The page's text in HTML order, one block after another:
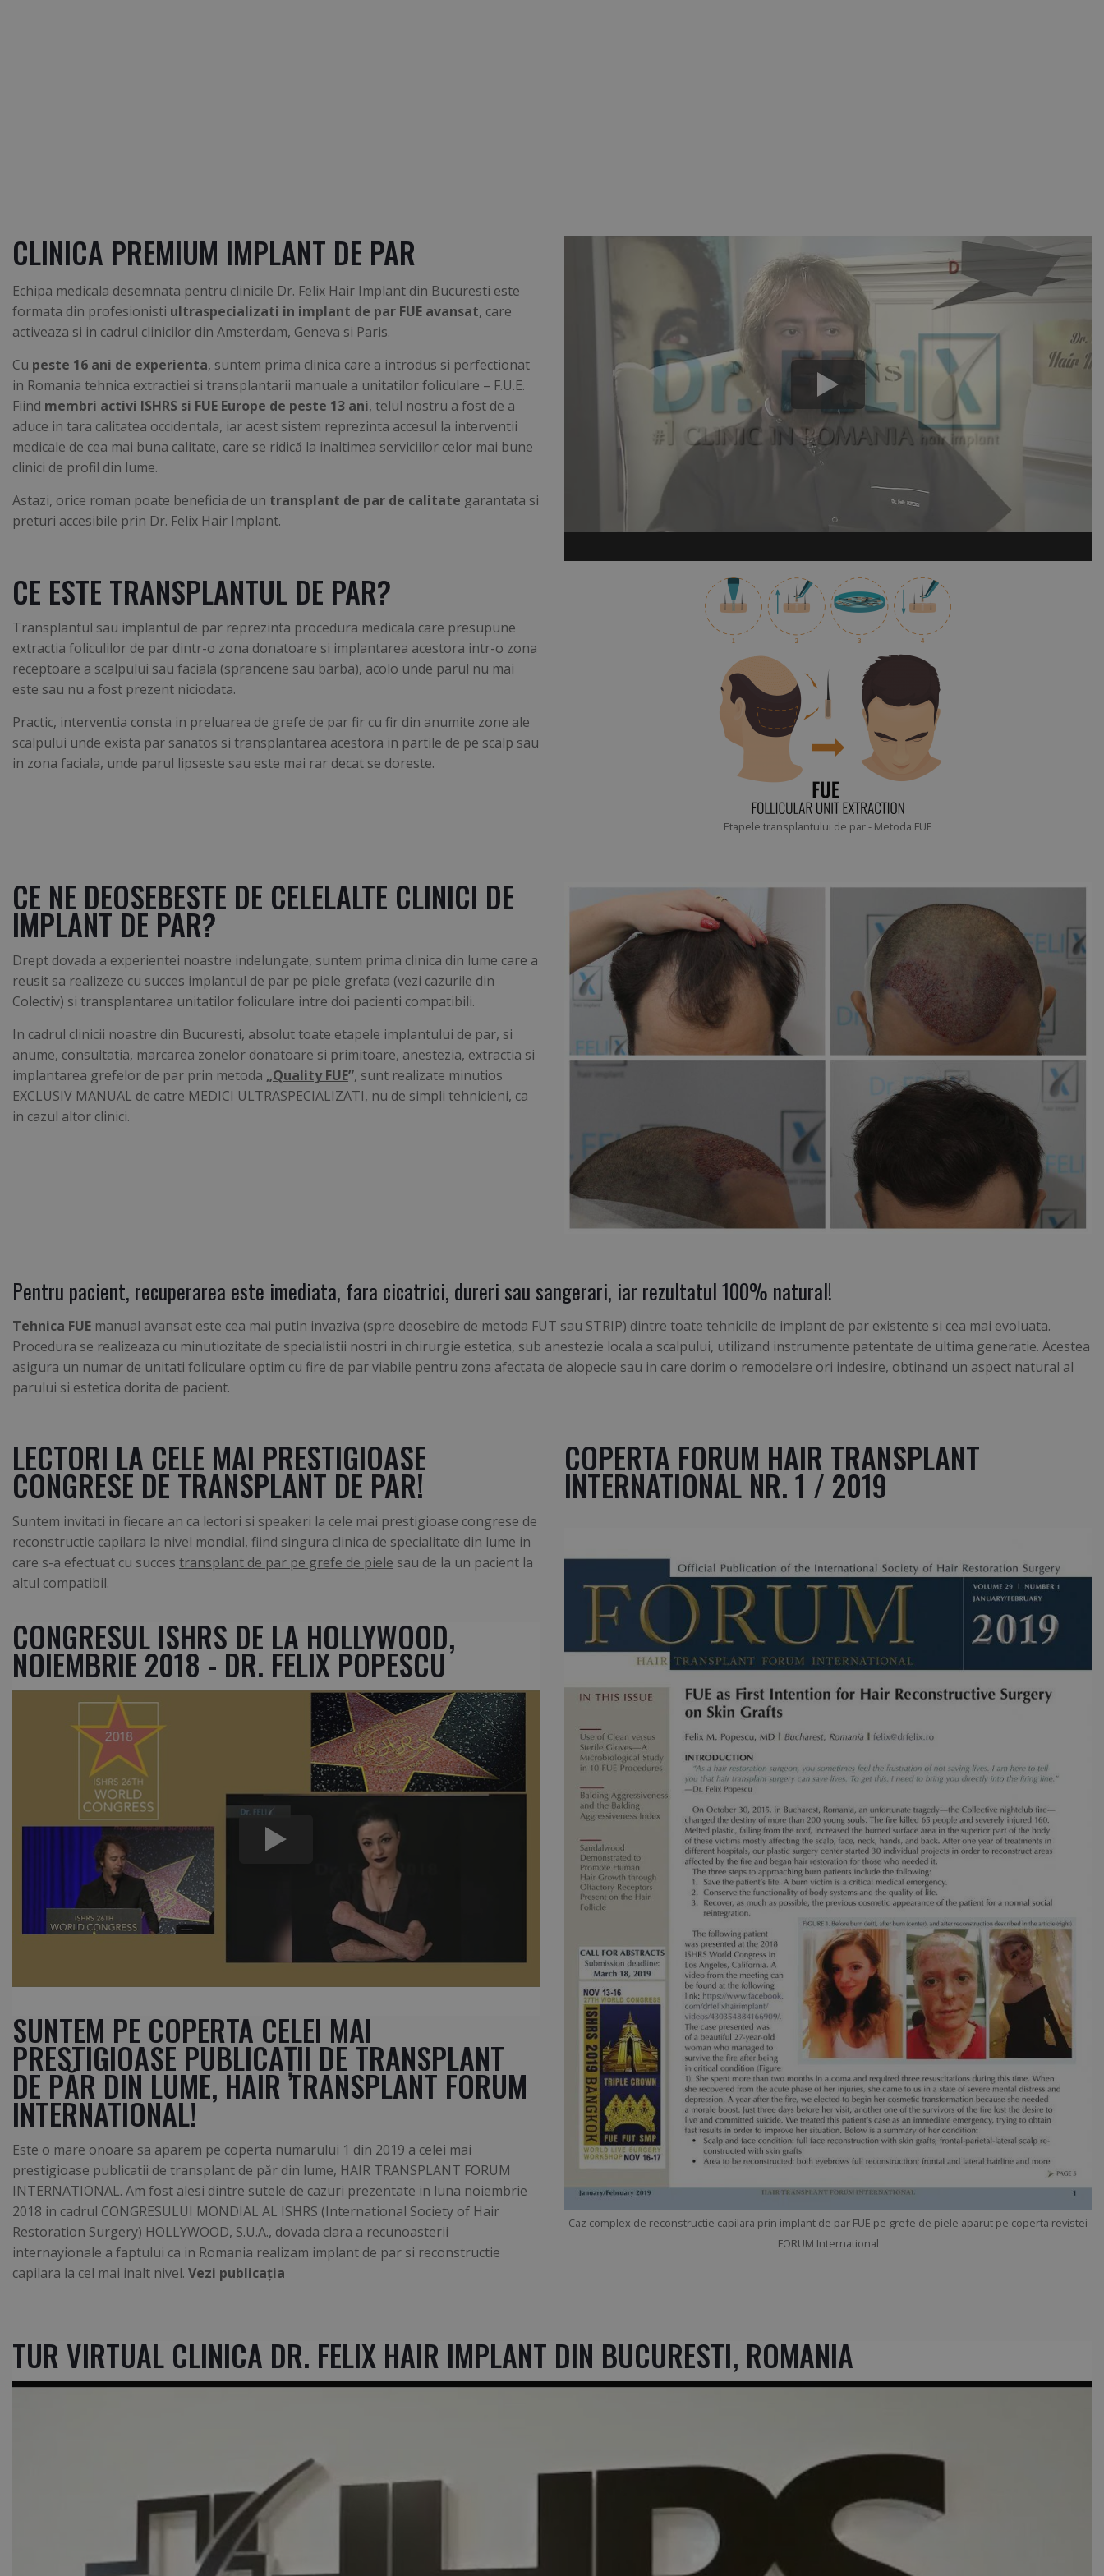
CLINICA PREMIUM IMPLANT DE PAR
Echipa medicala desemnata pentru clinicile Dr. Felix Hair Implant din Bucuresti este
formata din profesionisti ultraspecializati in implant de par FUE avansat, care
activeaza si in cadrul clinicilor din Amsterdam, Geneva si Paris.
Cu peste 16 ani de experienta, suntem prima clinica care a introdus si perfectionat
in Romania tehnica extractiei si transplantarii manuale a unitatilor foliculare – F.U.E.
Fiind membri activi ISHRS si FUE Europe de peste 13 ani, telul nostru a fost de a
aduce in tara calitatea occidentala, iar acest sistem reprezinta accesul la interventii
medicale de cea mai buna calitate, care se ridică la inaltimea serviciilor celor mai bune
clinici de profil din lume.
Astazi, orice roman poate beneficia de un transplant de par de calitate garantata si
preturi accesibile prin Dr. Felix Hair Implant.
CE ESTE TRANSPLANTUL DE PAR?
Transplantul sau implantul de par reprezinta procedura medicala care presupune
extractia foliculilor de par dintr-o zona donatoare si implantarea acestora intr-o zona
receptoare a scalpului sau faciala (sprancene sau barba), acolo unde parul nu mai
este sau nu a fost prezent niciodata.
Practic, interventia consta in preluarea de grefe de par fir cu fir din anumite zone ale
scalpului unde exista par sanatos si transplantarea acestora in partile de pe scalp sau
in zona faciala, unde parul lipseste sau este mai rar decat se doreste.
Etapele transplantului de par - Metoda FUE
CE NE DEOSEBESTE DE CELELALTE CLINICI DE
IMPLANT DE PAR?
Drept dovada a experientei noastre indelungate, suntem prima clinica din lume care a
reusit sa realizeze cu succes implantul de par pe piele grefata (vezi cazurile din
Colectiv) si transplantarea unitatilor foliculare intre doi pacienti compatibili.
In cadrul clinicii noastre din Bucuresti, absolut toate etapele implantului de par, si
anume, consultatia, marcarea zonelor donatoare si primitoare, anestezia, extractia si
implantarea grefelor de par prin metoda „Quality FUE”, sunt realizate minutios
EXCLUSIV MANUAL de catre MEDICI ULTRASPECIALIZATI, nu de simpli tehnicieni, ca
in cazul altor clinici.
Pentru pacient, recuperarea este imediata, fara cicatrici, dureri sau sangerari, iar rezultatul 100% natural!
Tehnica FUE manual avansat este cea mai putin invaziva (spre deosebire de metoda FUT sau STRIP) dintre toate tehnicile de implant de par existente si cea mai evoluata.
Procedura se realizeaza cu minutiozitate de specialistii nostri in chirurgie estetica, sub anestezie locala a scalpului, utilizand instrumente patentate de ultima generatie. Acestea
asigura un numar de unitati foliculare optim cu fire de par viabile pentru zona afectata de alopecie sau in care dorim o remodelare ori indesire, obtinand un aspect natural al
parului si estetica dorita de pacient.
LECTORI LA CELE MAI PRESTIGIOASE
CONGRESE DE TRANSPLANT DE PAR!
Suntem invitati in fiecare an ca lectori si speakeri la cele mai prestigioase congrese de
reconstructie capilara la nivel mondial, fiind singura clinica de specialitate din lume in
care s-a efectuat cu succes transplant de par pe grefe de piele sau de la un pacient la
altul compatibil.
CONGRESUL ISHRS DE LA HOLLYWOOD,
NOIEMBRIE 2018 - DR. FELIX POPESCU
SUNTEM PE COPERTA CELEI MAI
PRESTIGIOASE PUBLICAŢII DE TRANSPLANT
DE PĂR DIN LUME, HAIR TRANSPLANT FORUM
INTERNATIONAL!
Este o mare onoare sa aparem pe coperta numarului 1 din 2019 a celei mai
prestigioase publicatii de transplant de păr din lume, HAIR TRANSPLANT FORUM
INTERNATIONAL. Am fost alesi dintre sutele de cazuri prezentate in luna noiembrie
2018 in cadrul CONGRESULUI MONDIAL AL ISHRS (International Society of Hair
Restoration Surgery) HOLLYWOOD, S.U.A., dovada clara a recunoasterii
internayionale a faptului ca in Romania realizam implant de par si reconstructie
capilara la cel mai inalt nivel. Vezi publicaţia
COPERTA FORUM HAIR TRANSPLANT
INTERNATIONAL NR. 1 / 2019
Caz complex de reconstructie capilara prin implant de par FUE pe grefe de piele aparut pe coperta revistei
FORUM International
TUR VIRTUAL CLINICA DR. FELIX HAIR IMPLANT DIN BUCURESTI, ROMANIA